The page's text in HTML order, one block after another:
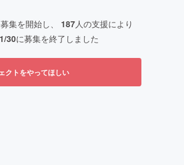
集を開始し、 187人の支援により
30に募集を終了しました
クトをやってほしい